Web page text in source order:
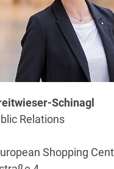
Schinagl
Relations
Shopping